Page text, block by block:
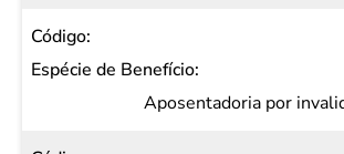
Aposentadoria por